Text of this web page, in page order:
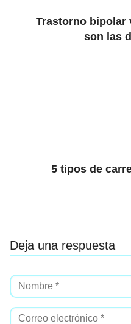
Trastorno bipolar
son las
5 tipos de
Deja una respuesta